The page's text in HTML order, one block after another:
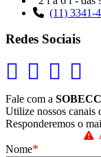
(11) 3341-
Redes Sociais
Fale com a SOBECC
Utilize nossos canais
Responderemos o
Nome*